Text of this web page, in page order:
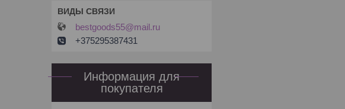
bestgoods55@mail.ru
+375295387431
Информация для
покупателя